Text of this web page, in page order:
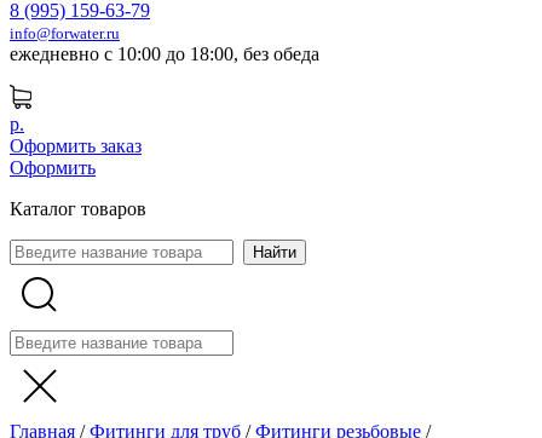
8 (995) 159-63-79
info@forwater.ru
ежедневно с 10:00 до 18:00, без обеда
р.
Оформить заказ
Оформить
Каталог товаров
Главная /Фитинги для труб /Фитинги резьбовые /